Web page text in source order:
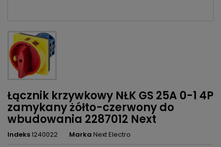
Łącznik krzywkowy NŁK GS 25A 0-1 4P
zamykany żółto-czerwony do
wbudowania 2287012 Next
Indeks1240022 Marka Next Electro